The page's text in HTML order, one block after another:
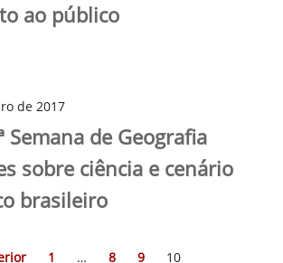
ao público
de 2017
Semana de Geografia
sobre ciência e cenário
brasileiro
1 … 8 9 10